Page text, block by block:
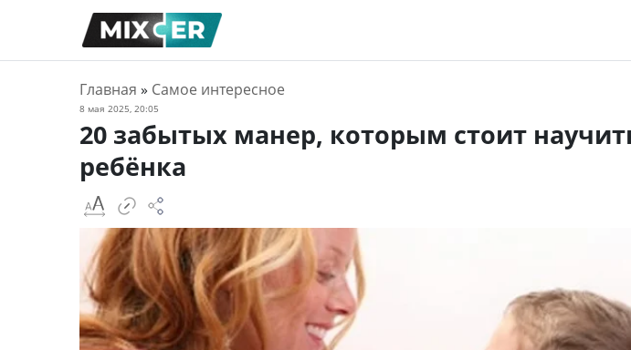
Главная » Самое интересное
8 мая 2025, 20:05
20 забытых манер, которым стоит
ребёнка